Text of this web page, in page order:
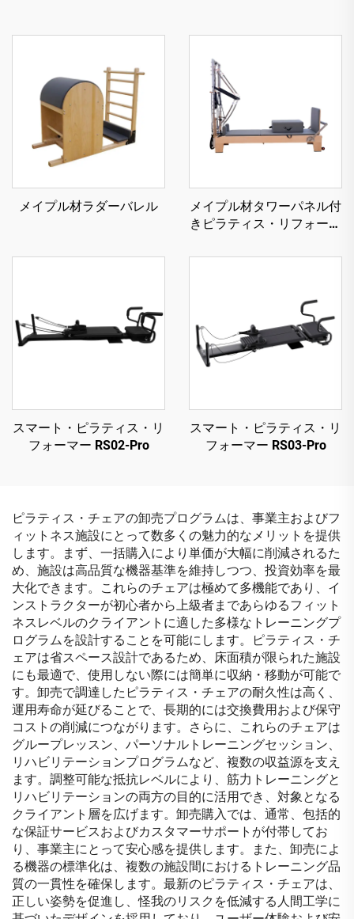
メイプル材ラダーバレル
メイプル材タワーパネル付
きピラティス・リフォーマ
スマート・ピラティス・リ
フォーマー RS02-Pro
スマート・ピラティス・リ
フォーマー RS03-Pro
ピラティス・チェアの卸売プログラムは、事業主およびフ
ィットネス施設にとって数多くの魅力的なメリットを提供
します。まず、一括購入により単価が大幅に削減されるた
め、施設は高品質な機器基準を維持しつつ、投資効率を最
大化できます。これらのチェアは極めて多機能であり、イ
ンストラクターが初心者から上級者まであらゆるフィット
ネスレベルのクライアントに適した多様なトレーニングプ
ログラムを設計することを可能にします。ピラティス・チ
ェアは省スペース設計であるため、床面積が限られた施設
にも最適で、使用しない際には簡単に収納・移動が可能で
す。卸売で調達したピラティス・チェアの耐久性は高く、
運用寿命が延びることで、長期的には交換費用および保守
コストの削減につながります。さらに、これらのチェアは
グループレッスン、パーソナルトレーニングセッション、
リハビリテーションプログラムなど、複数の収益源を支え
ます。調整可能な抵抗レベルにより、筋力トレーニングと
リハビリテーションの両方の目的に活用でき、対象となる
クライアント層を広げます。卸売購入では、通常、包括的
な保証サービスおよびカスタマーサポートが付帯してお
り、事業主にとって安心感を提供します。また、卸売によ
る機器の標準化は、複数の施設間におけるトレーニング品
質の一貫性を確保します。最新のピラティス・チェアは、
正しい姿勢を促進し、怪我のリスクを低減する人間工学に